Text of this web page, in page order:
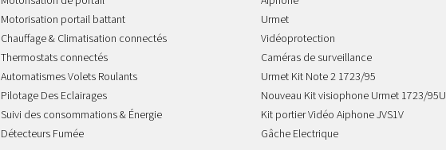
Motorisation portail battant
Chauffage & Climatisation connectés
Thermostats connectés
Automatismes Volets Roulants
Pilotage Des Eclairages
Suivi des consommations & Énergie
Détecteurs Fumée
Urmet
Vidéoprotection
Caméras de surveillance
Urmet Kit Note 2 1723/95
Nouveau Kit visiophone Urmet 1723/95U
Kit portier Vidéo Aiphone JVS1V
Gâche Electrique